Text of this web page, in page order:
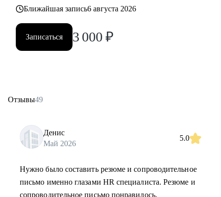
Ближайшая запись6 августа 2026
Записаться 3 000 ₽
Отзывы49
Денис
Май 2026
5.0
Нужно было составить резюме и сопроводительное
письмо именно глазами HR специалиста. Резюме и
сопроводительное письмо понравилось.